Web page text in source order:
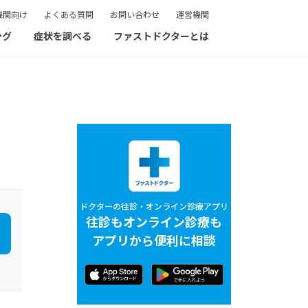
関向け よくある質問 お問い合わせ 運営機関
症状を調べる ファストドクターとは
ドクターの往診・オンライン診療アプリ
往診もオンライン診療も
アプリから便利に相談